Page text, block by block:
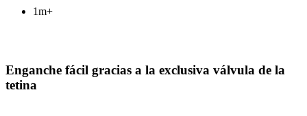
1m+
Enganche fácil gracias a la exclusiva válvula de la
tetina